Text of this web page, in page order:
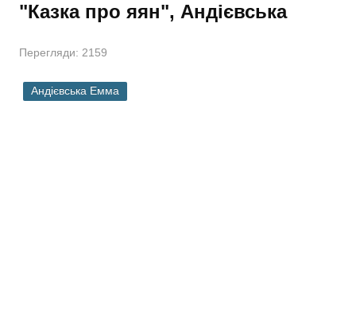
Твори німецькою
БІОГРАФІЇ
Українські письменники
"Казка про яян", Андієвська
Перегляди: 2159
Андієвська Емма